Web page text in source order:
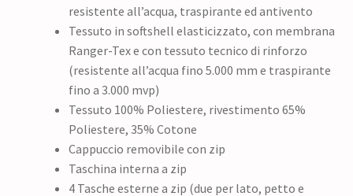
resistente all’acqua, traspirante ed antivento
Tessuto in softshell elasticizzato, con membrana
Ranger-Tex e con tessuto tecnico di rinforzo
(resistente all’acqua fino 5.000 mm e traspirante
fino a 3.000 mvp)
Tessuto 100% Poliestere, rivestimento 65%
Poliestere, 35% Cotone
Cappuccio removibile con zip
Taschina interna a zip
4 Tasche esterne a zip (due per lato, petto e